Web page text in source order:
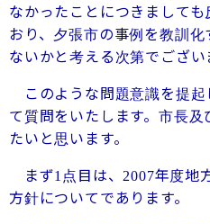
なかったことにつきまして
おり、夕張市の事例を教訓
ないかと考える次第でござい
このような問題意識を提起
て質問をいたします。市長
たいと思います。
まず1 点目は、2007年度地
方針についてであります。